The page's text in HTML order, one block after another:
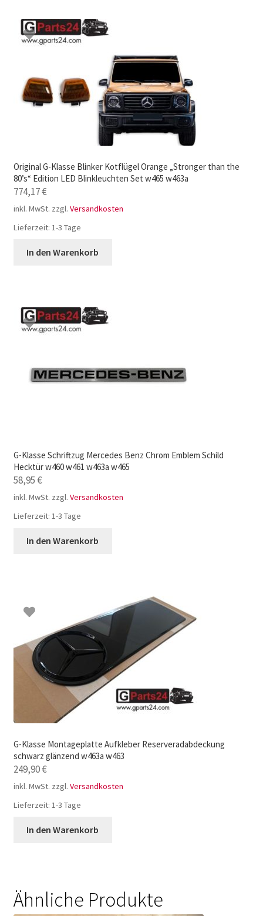
Original G-Klasse Blinker Kotflügel Orange „Stronger than the
80’s“ Edition LED Blinkleuchten Set w465 w463a
774,17€
inkl. MwSt. zzgl. Versandkosten
Lieferzeit: 1-3 Tage
In den Warenkorb
G-Klasse Schriftzug Mercedes Benz Chrom Emblem Schild
Hecktür w460 w461 w463a w465
58,95€
inkl. MwSt. zzgl. Versandkosten
Lieferzeit: 1-3 Tage
In den Warenkorb
G-Klasse Montageplatte Aufkleber Reserveradabdeckung
schwarz glänzend w463a w463
249,90€
inkl. MwSt. zzgl. Versandkosten
Lieferzeit: 1-3 Tage
In den Warenkorb
Ähnliche Produkte